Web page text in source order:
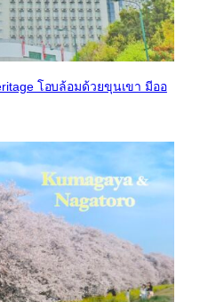
โอบล้อมด้วยขุนเขา มีออ